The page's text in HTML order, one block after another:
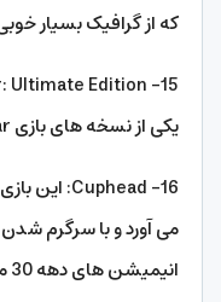
که از گرافیک بسیار
یکی از نسخه های بازی Gears of War است.
می آورد و با سرگرم
انیمیشن های دهه 30 می برد.